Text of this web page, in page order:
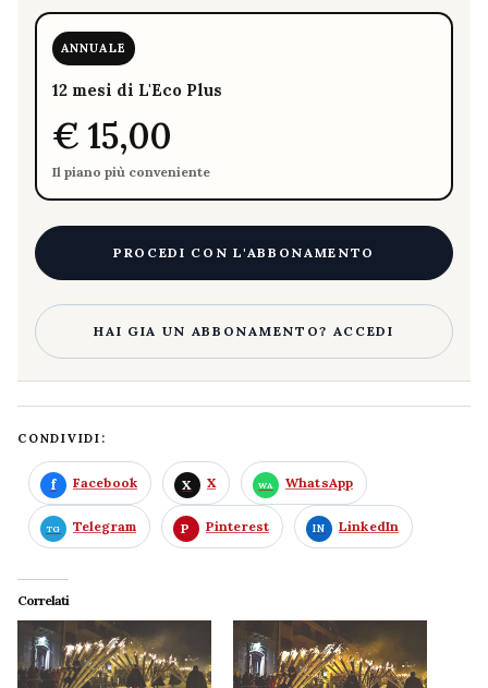
ANNUALE
12 mesi di L'Eco Plus
€ 15,00
Il piano più conveniente
PROCEDI CON L'ABBONAMENTO
HAI GIA UN ABBONAMENTO? ACCEDI
CONDIVIDI:
Facebook X WhatsApp
Telegram Pinterest LinkedIn
Correlati